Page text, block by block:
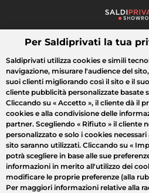
Cosa cerchi?
Tutte le vendite Moda Casa
Per Saldiprivati la tua
Saldiprivati utilizza cookies e simili
navigazione, misurare l'audience del
suoi clienti migliorando così il sito e il
cliente pubblicità personalizzate basate
Cliccando su « Accetto », il cliente dà il
cookies e alla condivisione delle
partner. Scegliendo « Rifiuto » il cliente
personalizzato e solo i cookies
sito saranno utilizzati. Cliccando su «
potrà scegliere in base alle sue
informazioni in merito all'utilizzo dei
modificare le proprie preferenze (alla
Per maggiori informazioni relative alla